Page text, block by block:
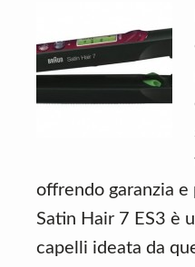
offrendo garanzia
Satin Hair 7 ES3 è
capelli ideata da